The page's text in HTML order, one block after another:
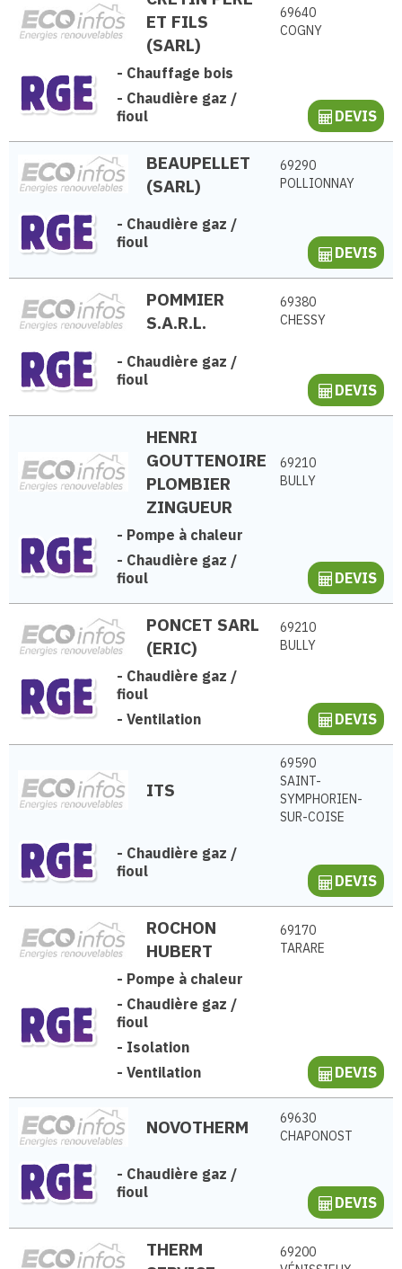
ET FILS
(SARL)
69640
COGNY
- Chauffage bois
- Chaudière gaz /
fioul
DEVIS
BEAUPELLET
(SARL)
69290
POLLIONNAY
- Chaudière gaz /
fioul
DEVIS
POMMIER
S.A.R.L.
69380
CHESSY
- Chaudière gaz /
fioul
DEVIS
HENRI
GOUTTENOIRE
PLOMBIER
ZINGUEUR
69210
BULLY
- Pompe à chaleur
- Chaudière gaz /
fioul
DEVIS
PONCET SARL
(ERIC)
69210
BULLY
- Chaudière gaz /
fioul
- Ventilation DEVIS
ITS
69590
SAINT-
SYMPHORIEN-
SUR-COISE
- Chaudière gaz /
fioul
DEVIS
ROCHON
HUBERT
69170
TARARE
- Pompe à chaleur
- Chaudière gaz /
fioul
- Isolation
- Ventilation DEVIS
NOVOTHERM
69630
CHAPONOST
- Chaudière gaz /
fioul
DEVIS
THERM
69200